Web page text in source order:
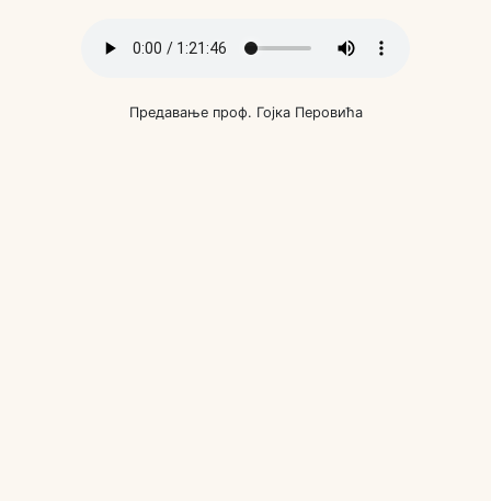
Предавање проф. Гојка Перовића